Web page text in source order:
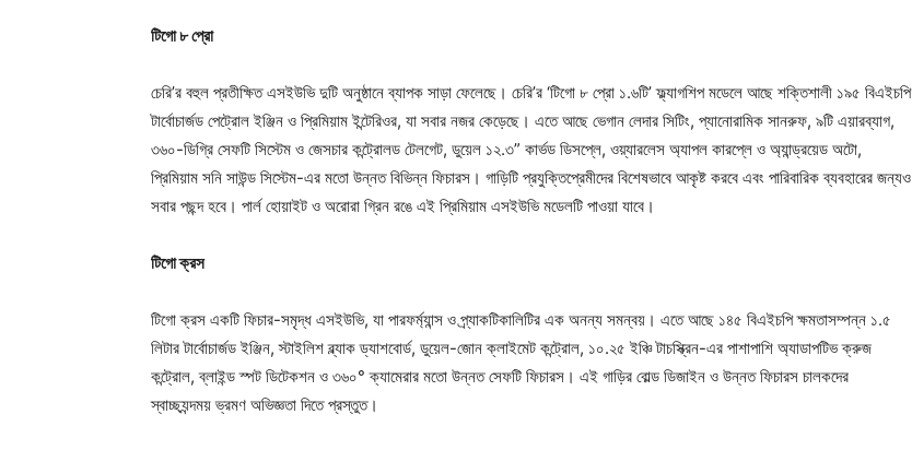
টিগো ৮ প্রো
চেরি’র বহুল প্রতীক্ষিত এসইউভি দুটি অনুষ্ঠানে ব্যাপক সাড়া ফেলেছে। চেরি’র ‘টিগো ৮ প্রো ১.৬টি’ ফ্ল্যাগশিপ মডেলে আছে শক্তিশালী ১৯৫ বিএইচপি
টার্বোচার্জড পেট্রোল ইঞ্জিন ও প্রিমিয়াম ইন্টেরিওর, যা সবার নজর কেড়েছে। এতে আছে ভেগান লেদার সিটিং, প্যানোরামিক সানরুফ, ৯টি এয়ারব্যাগ,
৩৬০-ডিগ্রি সেফটি সিস্টেম ও জেসচার কন্ট্রোলড টেলগেট, ডুয়েল ১২.৩” কার্ভড ডিসপ্লে, ওয়্যারলেস অ্যাপল কারপ্লে ও অ্যান্ড্রয়েড অটো,
প্রিমিয়াম সনি সাউন্ড সিস্টেম-এর মতো উন্নত বিভিন্ন ফিচারস। গাড়িটি প্রযুক্তিপ্রেমীদের বিশেষভাবে আকৃষ্ট করবে এবং পারিবারিক ব্যবহারের জন্যও
সবার পছন্দ হবে। পার্ল হোয়াইট ও অরোরা গ্রিন রঙে এই প্রিমিয়াম এসইউভি মডেলটি পাওয়া যাবে।
টিগো ক্রস
টিগো ক্রস একটি ফিচার-সমৃদ্ধ এসইউভি, যা পারফর্ম্যান্স ও প্র্যাকটিকালিটির এক অনন্য সমন্বয়। এতে আছে ১৪৫ বিএইচপি ক্ষমতাসম্পন্ন ১.৫
লিটার টার্বোচার্জড ইঞ্জিন, স্টাইলিশ ব্ল্যাক ড্যাশবোর্ড, ডুয়েল-জোন ক্লাইমেট কন্ট্রোল, ১০.২৫ ইঞ্চি টাচস্ক্রিন-এর পাশাপাশি অ্যাডাপটিভ ক্রুজ
কন্ট্রোল, ব্লাইন্ড স্পট ডিটেকশন ও ৩৬০° ক্যামেরার মতো উন্নত সেফটি ফিচারস। এই গাড়ির বোল্ড ডিজাইন ও উন্নত ফিচারস চালকদের
স্বাচ্ছ্যন্দময় ভ্রমণ অভিজ্ঞতা দিতে প্রস্তুত।